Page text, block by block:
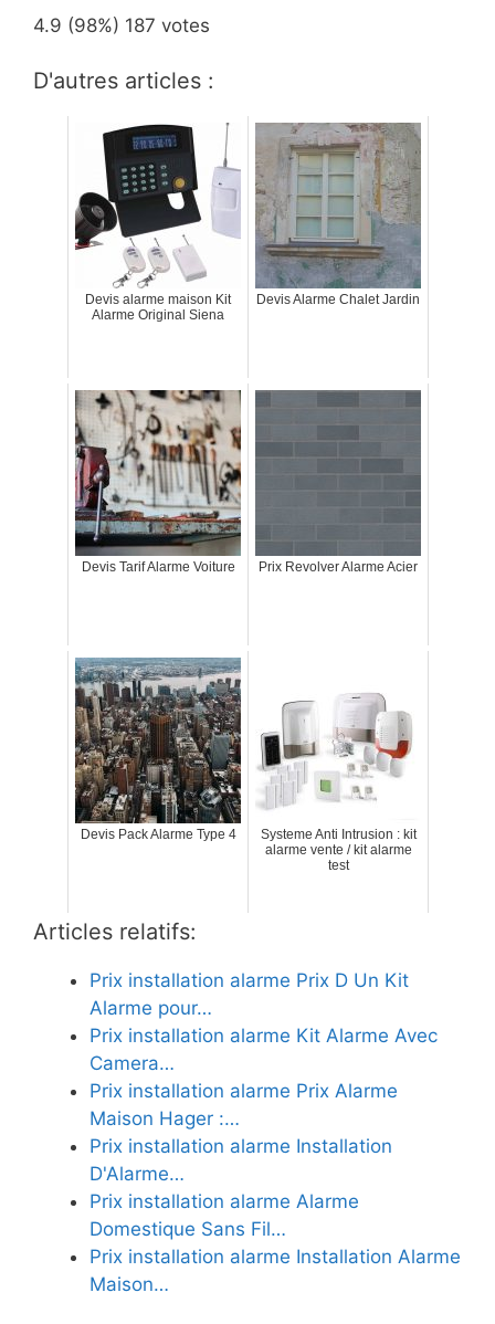
4.9 (98%) 187 votes
D'autres articles :
Devis alarme maison Kit
Alarme Original Siena
Devis Alarme Chalet Jardin
Devis Tarif Alarme Voiture Prix Revolver Alarme Acier
Devis Pack Alarme Type 4
Systeme Anti Intrusion : kit
alarme vente / kit alarme
test
Articles relatifs:
Prix installation alarme Prix D Un Kit
Alarme pour…
Prix installation alarme Kit Alarme Avec
Camera…
Prix installation alarme Prix Alarme
Maison Hager :…
Prix installation alarme Installation
D'Alarme…
Prix installation alarme Alarme
Domestique Sans Fil…
Prix installation alarme Installation Alarme
Maison…